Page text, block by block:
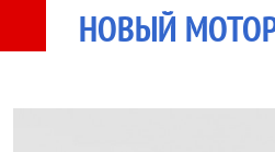
НОВЫЙ